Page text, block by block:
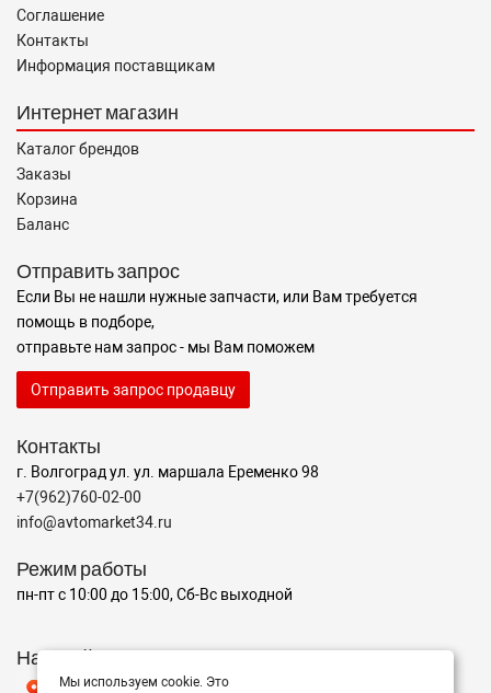
Соглашение
Контакты
Информация поставщикам
Интернет магазин
Каталог брендов
Заказы
Корзина
Баланс
Отправить запрос
Если Вы не нашли нужные запчасти, или Вам требуется
помощь в подборе,
отправьте нам запрос - мы Вам поможем
Отправить запрос продавцу
Контакты
г. Волгоград ул. ул. маршала Еременко 98
+7(962)760-02-00
info@avtomarket34.ru
Режим работы
пн-пт с 10:00 до 15:00, Сб-Вс выходной
Наш рейтинг на Яндексе
Мы используем cookie. Это